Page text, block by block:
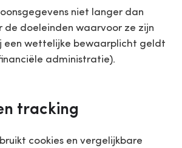
niet langer dan
de doeleinden waarvoor ze zijn
een wettelijke bewaarplicht geldt
administratie).
tracking
cookies en vergelijkbare